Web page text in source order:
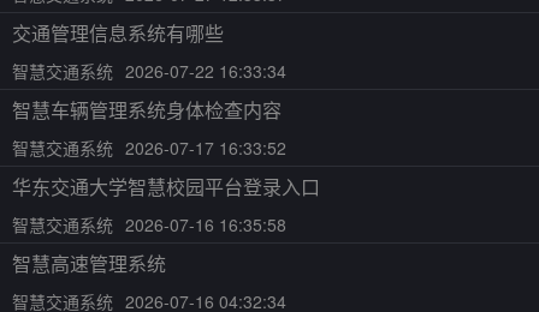
交通管理信息系统有哪些
智慧交通系统 2026-07-22 16:33:34
智慧车辆管理系统身体检查内容
智慧交通系统 2026-07-17 16:33:52
华东交通大学智慧校园平台登录入口
智慧交通系统 2026-07-16 16:35:58
智慧高速管理系统
智慧交通系统 2026-07-16 04:32:34